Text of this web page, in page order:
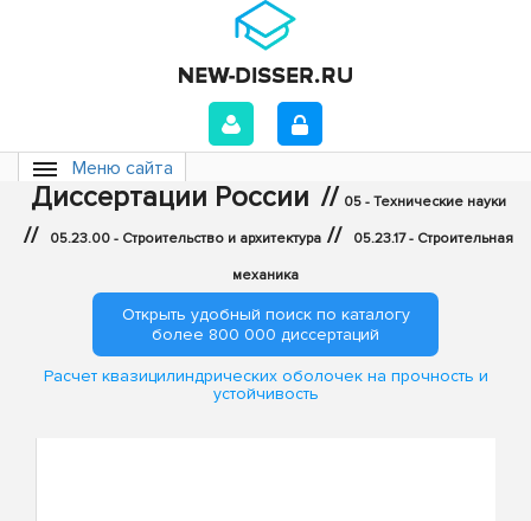
Меню сайта
Диссертации России // 05 - Технические науки
// 05.23.00 - Строительство и архитектура // 05.23.17 - Строительная
механика
Открыть удобный поиск по каталогу
более 800 000 диссертаций
Расчет квазицилиндрических оболочек на прочность и
устойчивость